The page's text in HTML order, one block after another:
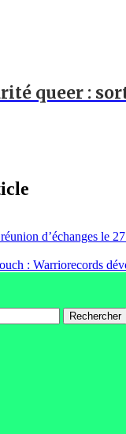
queer :
d’échanges le
: Warriorecords